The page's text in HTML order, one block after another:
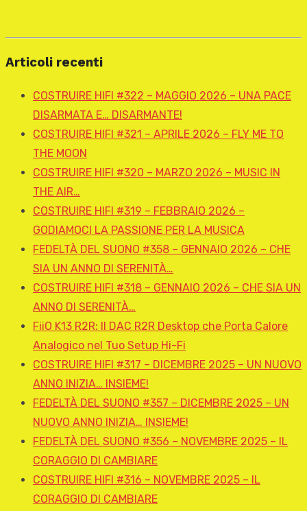
Articoli recenti
COSTRUIRE HIFI #322 – MAGGIO 2026 – UNA PACE
DISARMATA E… DISARMANTE!
COSTRUIRE HIFI #321 – APRILE 2026 – FLY ME TO
THE MOON
COSTRUIRE HIFI #320 – MARZO 2026 – MUSIC IN
THE AIR…
COSTRUIRE HIFI #319 – FEBBRAIO 2026 –
GODIAMOCI LA PASSIONE PER LA MUSICA
FEDELTÀ DEL SUONO #358 – GENNAIO 2026 – CHE
SIA UN ANNO DI SERENITÀ…
COSTRUIRE HIFI #318 – GENNAIO 2026 – CHE SIA UN
ANNO DI SERENITÀ…
FiiO K13 R2R: Il DAC R2R Desktop che Porta Calore
Analogico nel Tuo Setup Hi-Fi
COSTRUIRE HIFI #317 – DICEMBRE 2025 – UN NUOVO
ANNO INIZIA… INSIEME!
FEDELTÀ DEL SUONO #357 – DICEMBRE 2025 – UN
NUOVO ANNO INIZIA… INSIEME!
FEDELTÀ DEL SUONO #356 – NOVEMBRE 2025 – IL
CORAGGIO DI CAMBIARE
COSTRUIRE HIFI #316 – NOVEMBRE 2025 – IL
CORAGGIO DI CAMBIARE